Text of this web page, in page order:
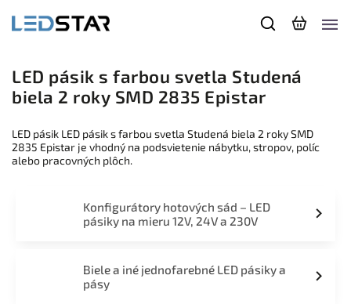
LED pásik s farbou svetla Studená
biela 2 roky SMD 2835 Epistar
LED pásik LED pásik s farbou svetla Studená biela 2 roky SMD
2835 Epistar je vhodný na podsvietenie nábytku, stropov, políc
alebo pracovných plôch.
Konfigurátory hotových sád – LED
pásiky na mieru 12V, 24V a 230V
Biele a iné jednofarebné LED pásiky a
pásy